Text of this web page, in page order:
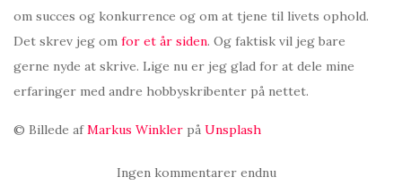
om succes og konkurrence og om at tjene til livets ophold.
Det skrev jeg om for et år siden. Og faktisk vil jeg bare
gerne nyde at skrive. Lige nu er jeg glad for at dele mine
erfaringer med andre hobbyskribenter på nettet.
© Billede af Markus Winkler på Unsplash
Ingen kommentarer endnu